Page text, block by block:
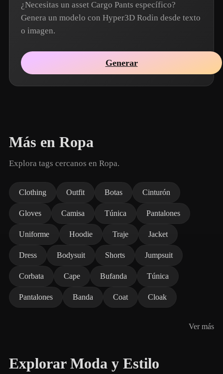
¿Necesitas un asset Cargo Pants específico?
Genera un modelo con Hyper3D Rodin desde texto
o imagen.
Generar
Más en Ropa
Explora tags cercanos en Ropa.
Clothing Outfit Botas Cinturón
Gloves Camisa Túnica Pantalones
Uniforme Hoodie Traje Jacket
Dress Bodysuit Shorts Jumpsuit
Corbata Cape Bufanda Túnica
Pantalones Banda Coat Cloak
Ver más
Explorar Moda y Estilo